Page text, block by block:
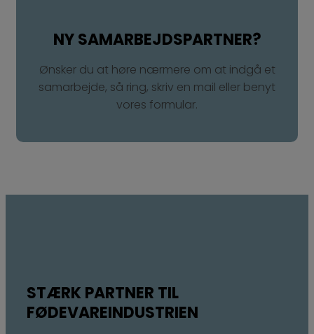
NY SAMARBEJDSPARTNER?​
Ønsker du at høre nærmere om at indgå et
samarbejde, så ring, skriv en mail eller benyt
vores formular.
STÆRK PARTNER TIL
FØDEVAREINDUSTRIEN